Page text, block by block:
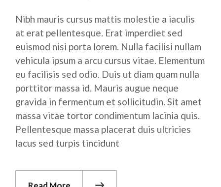
Nibh mauris cursus mattis molestie a iaculis
at erat pellentesque. Erat imperdiet sed
euismod nisi porta lorem. Nulla facilisi nullam
vehicula ipsum a arcu cursus vitae. Elementum
eu facilisis sed odio. Duis ut diam quam nulla
porttitor massa id. Mauris augue neque
gravida in fermentum et sollicitudin. Sit amet
massa vitae tortor condimentum lacinia quis.
Pellentesque massa placerat duis ultricies
lacus sed turpis tincidunt